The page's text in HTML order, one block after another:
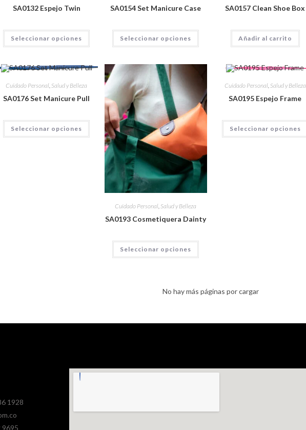
SA0132 Espejo Twin
Seleccionar opciones
SA0154 Set Manicure Case
Seleccionar opciones
SA0157 Clean Shoe Box
Añadir al carrito
Cuidado Personal, Salud y Belleza
SA0176 Set Manicure Pull
Seleccionar opciones
Cuidado Personal Salud y Belleza
SA0193 Cosmetiquera Dainty
Seleccionar opciones
Cuidado Personal, Salud y Belleza
SA0195 Espejo Frame
Seleccionar opciones
No hay más páginas por cargar
1928
9695